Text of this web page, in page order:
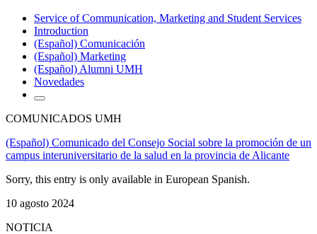
Service of Communication, Marketing and Student Services
Introduction
(Español) Comunicación
(Español) Marketing
(Español) Alumni UMH
Novedades
COMUNICADOS UMH
(Español) Comunicado del Consejo Social sobre la promoción de un
campus interuniversitario de la salud en la provincia de Alicante
Sorry, this entry is only available in European Spanish.
10 agosto 2024
NOTICIA